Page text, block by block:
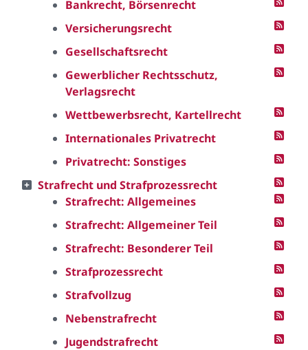
Bankrecht, Börsenrecht
Versicherungsrecht
Gesellschaftsrecht
Gewerblicher Rechtsschutz,
Verlagsrecht
Wettbewerbsrecht, Kartellrecht
Internationales Privatrecht
Privatrecht: Sonstiges
Strafrecht und Strafprozessrecht
Strafrecht: Allgemeines
Strafrecht: Allgemeiner Teil
Strafrecht: Besonderer Teil
Strafprozessrecht
Strafvollzug
Nebenstrafrecht
Jugendstrafrecht